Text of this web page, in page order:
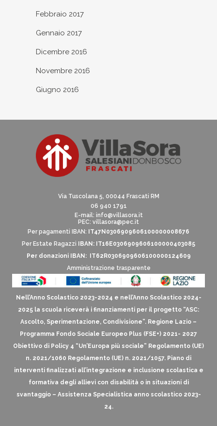
Febbraio 2017
Gennaio 2017
Dicembre 2016
Novembre 2016
Giugno 2016
Via Tuscolana 5, 00044 Frascati RM
06 940 1791
E-mail: info@villasora.it
PEC: villasora@pec.it
Per pagamenti IBAN:
IT47N0306909606100000008676
Per Estate Ragazzi
IBAN: IT16E0306909606100000403085
Per donazioni IBAN: IT62R0306909606100000124609
Amministrazione trasparente
Nell’Anno Scolastico 2023-2024 e nell’Anno Scolastico 2024-
2025 la scuola riceverà i finanziamenti per il progetto “ASC:
Ascolto, Sperimentazione, Condivisione”. Regione Lazio –
Programma Fondo Sociale Europeo Plus (FSE+) 2021- 2027
Obiettivo di Policy 4 “Un’Europa più sociale” Regolamento (UE)
n. 2021/1060 Regolamento (UE) n. 2021/1057. Piano di
interventi finalizzati all’integrazione e inclusione scolastica e
formativa degli allievi con disabilità o in situazioni di
svantaggio – Assistenza Specialistica anno scolastico 2023-
24.